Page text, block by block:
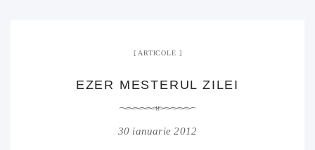
ARTICOLE
EZER MESTERUL ZILEI
30 ianuarie 2012